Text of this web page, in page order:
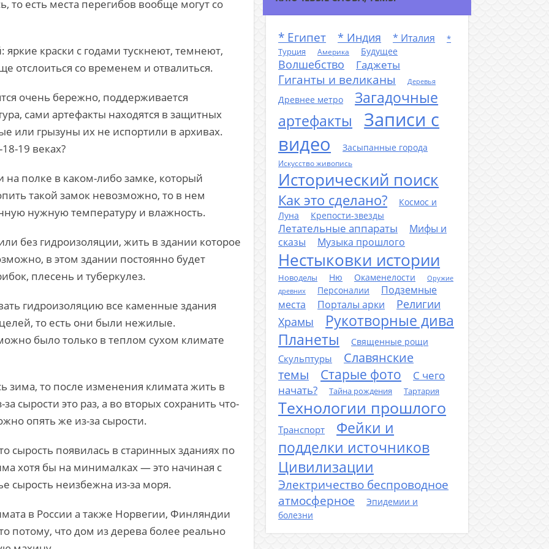
то есть места перегибов вообще могут со
яркие краски с годами тускнеют, темнеют,
отслоиться со временем и отвалиться.
очень бережно, поддерживается
сами артефакты находятся в защитных
или грызуны их не испортили в архивах.
19 веках?
полке в каком-либо замке, который
такой замок невозможно, то в нем
нужную температуру и влажность.
без гидроизоляции, жить в здании которое
в этом здании постоянно будет
плесень и туберкулез.
гидроизоляцию все каменные здания
то есть они были нежилые.
было только в теплом сухом климате
зима, то после изменения климата жить в
сырости это раз, а во вторых сохранить что-
опять же из-за сырости.
сырость появилась в старинных зданиях по
хотя бы на минималках — это начиная с
сырость неизбежна из-за моря.
в России а также Норвегии, Финляндии
потому, что дом из дерева более реально
* Египет * Индия * Италия
*
Турция
Америка Будущее
Волшебство Гаджеты
Гиганты и великаны Деревья
Древнее метро
Загадочные
артефакты
Записи с
видео
Засыпанные города
Искусство живопись
Исторический поиск
Как это сделано?
Космос и
Луна
Крепости-звезды
Летательные аппараты
Мифы и
сказы
Музыка прошлого
Нестыковки истории
Новоделы Ню Окаменелости
Оружие
древних
Персоналии
Подземные
места
Порталы арки
Религии
Храмы
Рукотворные дива
Планеты
Священные рощи
Скульптуры
Славянские
темы
Старые фото
С чего
начать?
Тайна рождения Тартария
Технологии прошлого
Транспорт
Фейки и
подделки источников
Цивилизации
Электричество беспроводное
атмосферное
Эпидемии и
болезни